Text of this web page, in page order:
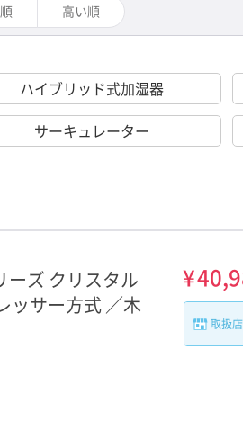
高い順
ハイブリッド式加湿器
サーキュレーター
ーズ クリスタル
ッサー方式 ／木
¥
取扱